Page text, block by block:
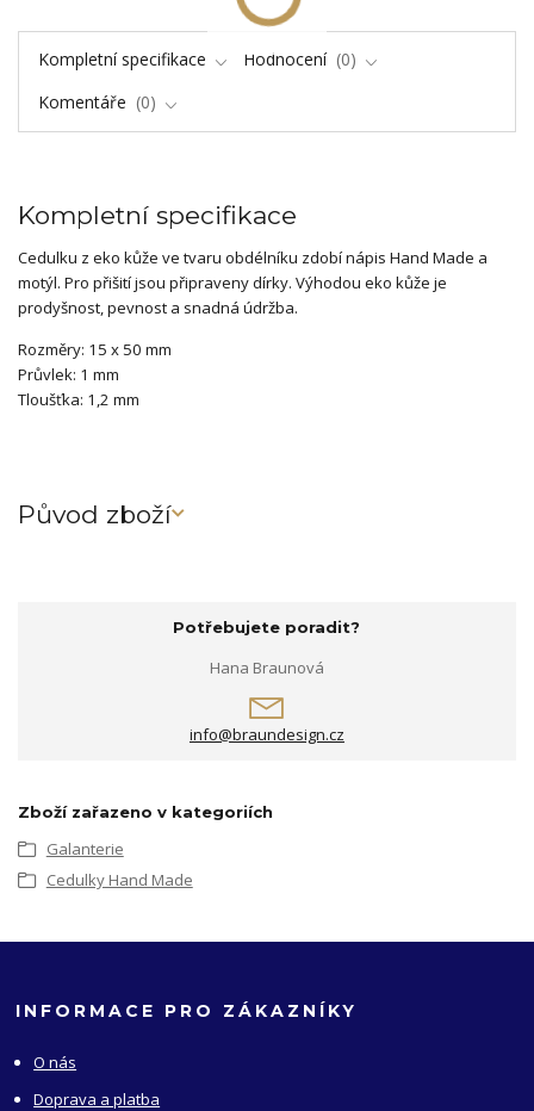
Kompletní specifikace Hodnocení
0
Komentáře
0
Kompletní specifikace
Cedulku z eko kůže ve tvaru obdélníku zdobí nápis Hand Made a
motýl. Pro přišití jsou připraveny dírky. Výhodou eko kůže je
prodyšnost, pevnost a snadná údržba.
Rozměry: 15 x 50 mm
Průvlek: 1 mm
Tloušťka: 1,2 mm
Původ zboží
Potřebujete poradit?
Hana Braunová
info@braundesign.cz
Zboží zařazeno v kategoriích
Galanterie
Cedulky Hand Made
INFORMACE PRO ZÁKAZNÍKY
O nás
Doprava a platba